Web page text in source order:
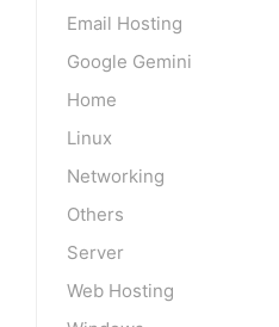
Email Hosting
Google Gemini
Home
Linux
Networking
Others
Server
Web Hosting